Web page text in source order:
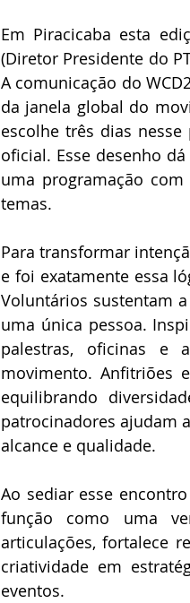
Em Piracicaba esta
(Diretor Presidente do
A comunicação do
da janela global do
escolhe três dias
oficial. Esse desenho
uma programação
temas.
Para transformar
e foi exatamente essa
Voluntários sustentam
uma única pessoa.
palestras, oficinas e
movimento. Anfitriões
equilibrando
patrocinadores ajudam
alcance e qualidade.
Ao sediar esse
função como uma
articulações, fortalece
criatividade em
eventos.